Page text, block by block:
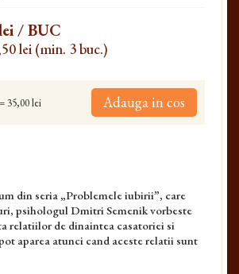
/ BUC
lei (min. 3 buc.)
=35,00 lei Adauga in cos
din seria „Problemele iubirii”, care
psihologul Dmitri Semenik vorbeste
relatiilor de dinaintea casatoriei si
aparea atunci cand aceste relatii sunt